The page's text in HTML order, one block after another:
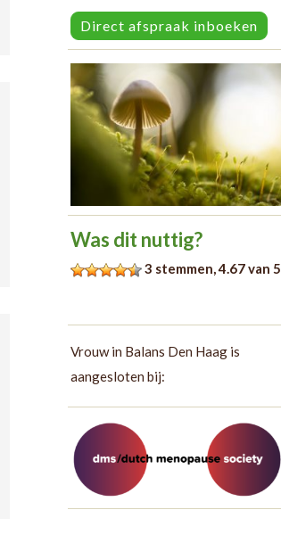
Direct afspraak inboeken
Was dit nuttig?
3 stemmen,4.67van 5
Vrouw in Balans Den Haag is
aangesloten bij: